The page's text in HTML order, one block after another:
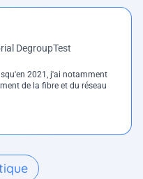
DegroupTest
2021, j'ai notamment
de la fibre et du réseau